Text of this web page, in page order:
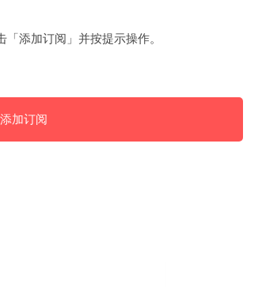
添加订阅」并按提示操作。
添加订阅